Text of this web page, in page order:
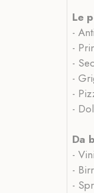
Le
-
-
-
-
-
-
Da
-
-
-